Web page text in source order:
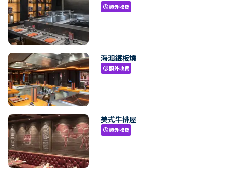
paid額外收費
海渡鐵板燒
paid額外收費
美式牛排屋
paid額外收費